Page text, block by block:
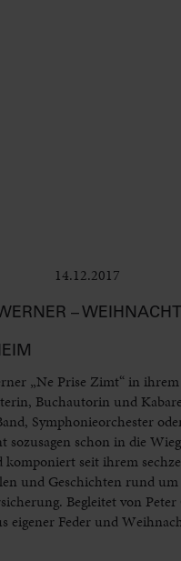
14.12.2017
–
„Ne Prise Zimt“ in
Buchautorin und
Symphonieorchester
schon in die
seit ihrem
und Geschichten rund
Begleitet von
Feder und